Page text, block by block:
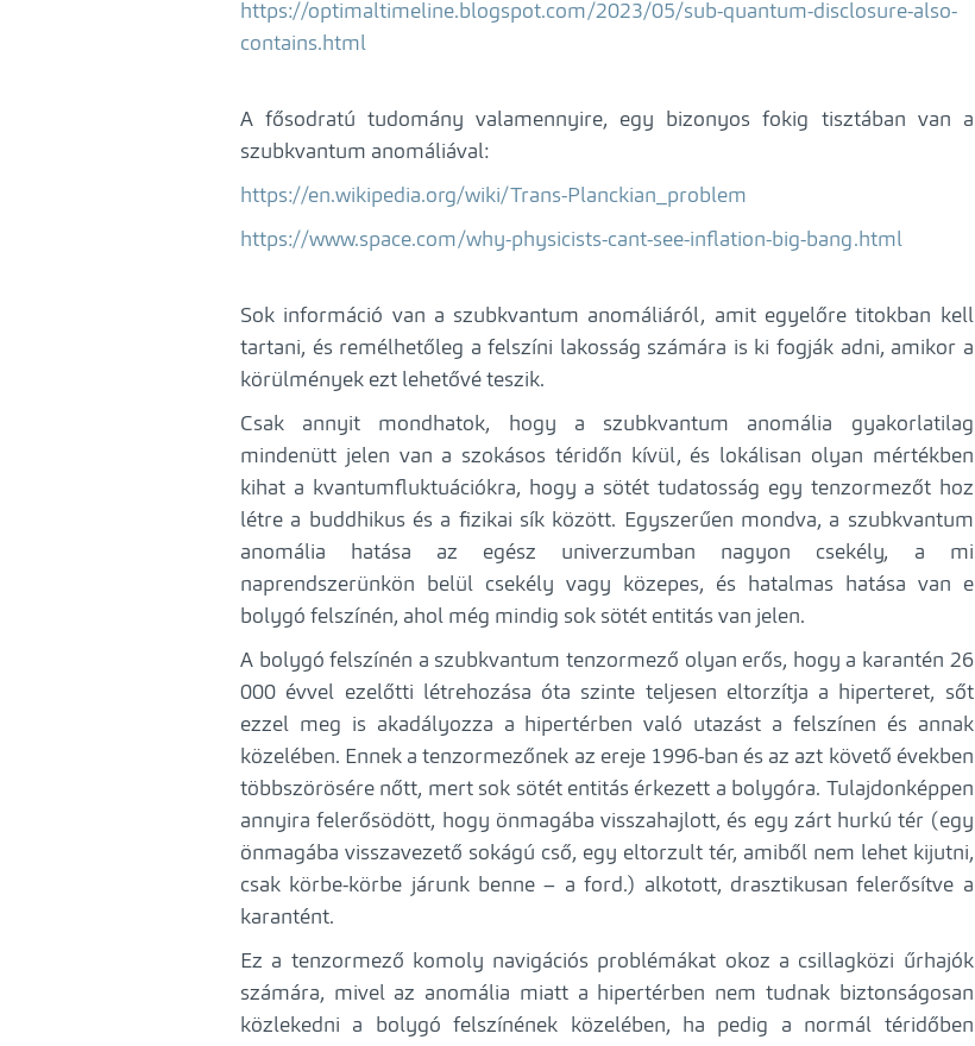
https://optimaltimeline.blogspot.com/2023/05/sub-quantum-disclosure-also-
contains.html
A fősodratú tudomány valamennyire, egy bizonyos fokig tisztában van a
szubkvantum anomáliával:
https://en.wikipedia.org/wiki/Trans-Planckian_problem
https://www.space.com/why-physicists-cant-see-inflation-big-bang.html
Sok információ van a szubkvantum anomáliáról, amit egyelőre titokban kell
tartani, és remélhetőleg a felszíni lakosság számára is ki fogják adni, amikor a
körülmények ezt lehetővé teszik.
Csak annyit mondhatok, hogy a szubkvantum anomália gyakorlatilag
mindenütt jelen van a szokásos téridőn kívül, és lokálisan olyan mértékben
kihat a kvantumfluktuációkra, hogy a sötét tudatosság egy tenzormezőt hoz
létre a buddhikus és a fizikai sík között. Egyszerűen mondva, a szubkvantum
anomália hatása az egész univerzumban nagyon csekély, a mi
naprendszerünkön belül csekély vagy közepes, és hatalmas hatása van e
bolygó felszínén, ahol még mindig sok sötét entitás van jelen.
A bolygó felszínén a szubkvantum tenzormező olyan erős, hogy a karantén 26
000 évvel ezelőtti létrehozása óta szinte teljesen eltorzítja a hiperteret, sőt
ezzel meg is akadályozza a hipertérben való utazást a felszínen és annak
közelében. Ennek a tenzormezőnek az ereje 1996-ban és az azt követő években
többszörösére nőtt, mert sok sötét entitás érkezett a bolygóra. Tulajdonképpen
annyira felerősödött, hogy önmagába visszahajlott, és egy zárt hurkú tér (egy
önmagába visszavezető sokágú cső, egy eltorzult tér, amiből nem lehet kijutni,
csak körbe-körbe járunk benne – a ford.) alkotott, drasztikusan felerősítve a
karantént.
Ez a tenzormező komoly navigációs problémákat okoz a csillagközi űrhajók
számára, mivel az anomália miatt a hipertérben nem tudnak biztonságosan
közlekedni a bolygó felszínének közelében, ha pedig a normál téridőben